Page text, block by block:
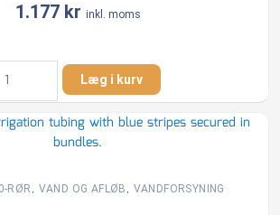
1.177 kr inkl. moms
32
Læg i kurv
RØR , VAND OG AFLØB , VANDFORSYNING